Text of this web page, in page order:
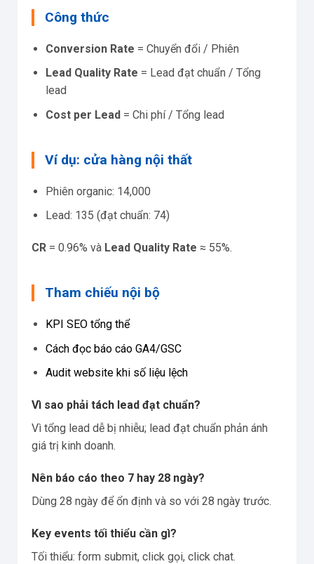
Công thức
Conversion Rate = Chuyển đổi / Phiên
Lead Quality Rate = Lead đạt chuẩn / Tổng
lead
Cost per Lead = Chi phí / Tổng lead
Ví dụ: cửa hàng nội thất
Phiên organic: 14,000
Lead: 135 (đạt chuẩn: 74)
CR = 0.96% và Lead Quality Rate ≈ 55%.
Tham chiếu nội bộ
KPI SEO tổng thể
Cách đọc báo cáo GA4/GSC
Audit website khi số liệu lệch
Vì sao phải tách lead đạt chuẩn?
Vì tổng lead dễ bị nhiễu; lead đạt chuẩn phản ánh
giá trị kinh doanh.
Nên báo cáo theo 7 hay 28 ngày?
Dùng 28 ngày để ổn định và so với 28 ngày trước.
Key events tối thiểu cần gì?
Tối thiểu: form submit, click gọi, click chat.